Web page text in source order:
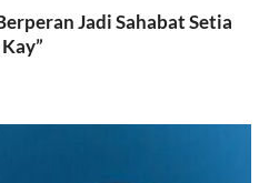
Jadi Sahabat Setia